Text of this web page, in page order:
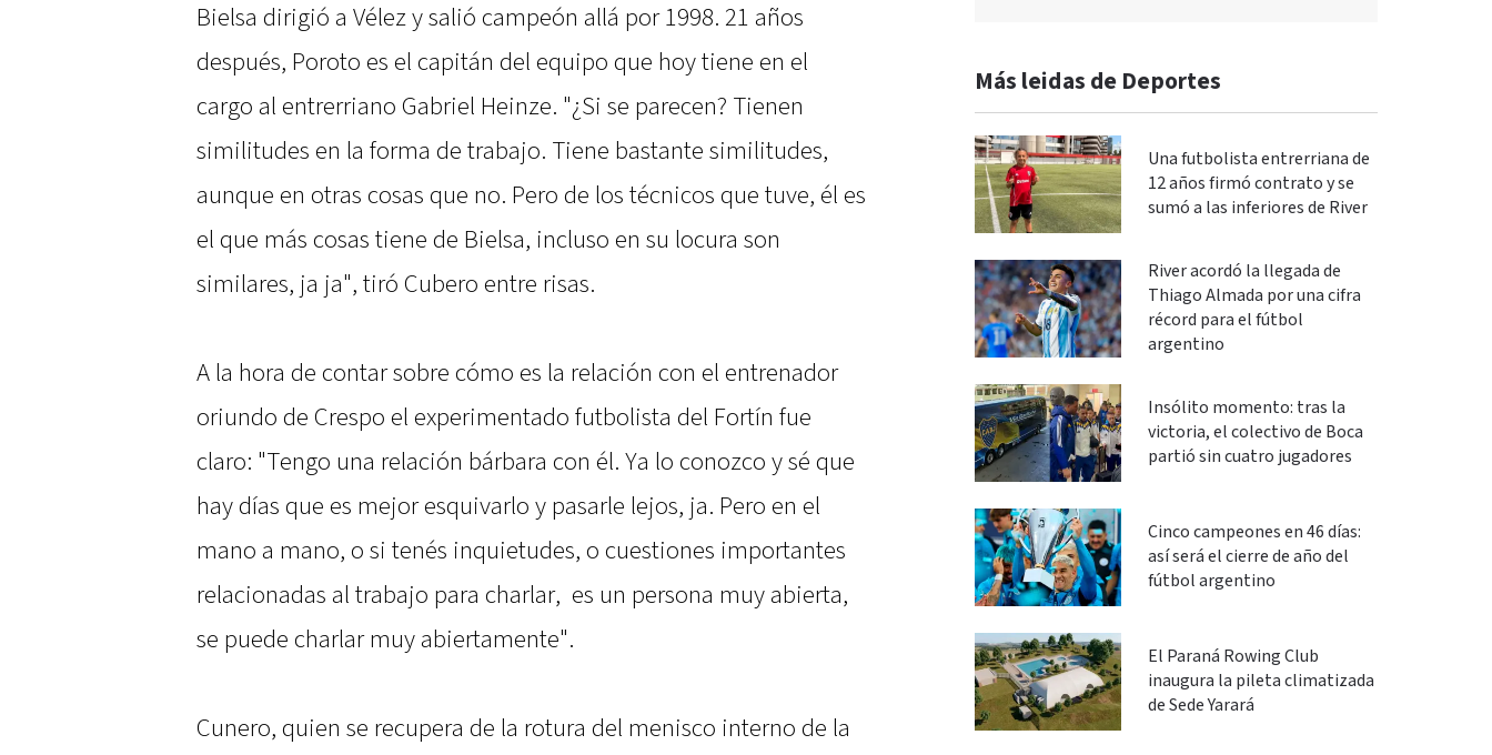
Bielsa dirigió a Vélez y salió campeón allá por 1998. 21 años
después, Poroto es el capitán del equipo que hoy tiene en el
cargo al entrerriano Gabriel Heinze. "¿Si se parecen? Tienen
similitudes en la forma de trabajo. Tiene bastante similitudes,
aunque en otras cosas que no. Pero de los técnicos que tuve, él es
el que más cosas tiene de Bielsa, incluso en su locura son
similares, ja ja", tiró Cubero entre risas.
A la hora de contar sobre cómo es la relación con el entrenador
oriundo de Crespo el experimentado futbolista del Fortín fue
claro: "Tengo una relación bárbara con él. Ya lo conozco y sé que
hay días que es mejor esquivarlo y pasarle lejos, ja. Pero en el
mano a mano, o si tenés inquietudes, o cuestiones importantes
relacionadas al trabajo para charlar, es un persona muy abierta,
se puede charlar muy abiertamente".
Cunero, quien se recupera de la rotura del menisco interno de la
Más leidas de Deportes
Una futbolista entrerriana de
12 años firmó contrato y se
sumó a las inferiores de River
River acordó la llegada de
Thiago Almada por una cifra
récord para el fútbol
argentino
Insólito momento: tras la
victoria, el colectivo de Boca
partió sin cuatro jugadores
Cinco campeones en 46 días:
así será el cierre de año del
fútbol argentino
El Paraná Rowing Club
inaugura la pileta climatizada
de Sede Yarará